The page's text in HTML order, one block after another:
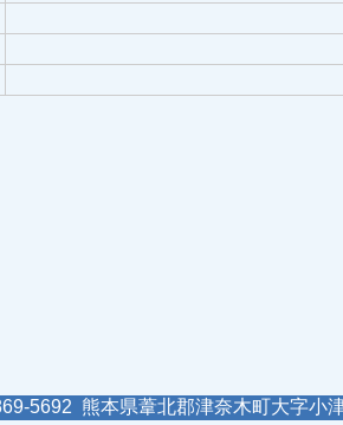
5692 熊本県葦北郡津奈木町大字小